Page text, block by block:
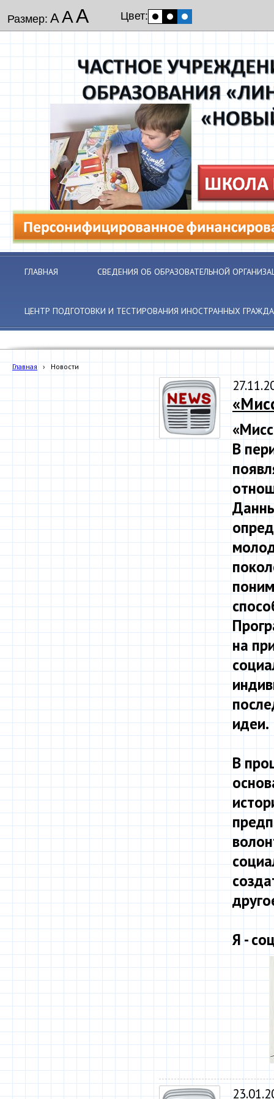
Размер: ААА Цвет:
ГЛАВНАЯ СВЕДЕНИЯ ОБ ОБРАЗОВАТЕЛЬНОЙ
ЦЕНТР ПОДГОТОВКИ И ТЕСТИРОВАНИЯ ИНОСТРАННЫХ
Главная › Новости
В
на
идеи.
В
Я -